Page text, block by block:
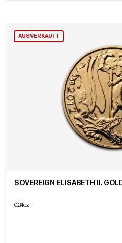
AUSVERKAUFT
SOVEREIGN ELISABETH II.
0.24oz